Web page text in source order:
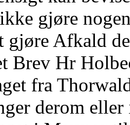
gjøre
gjøre Afkald
Brev Hr
fra
derom